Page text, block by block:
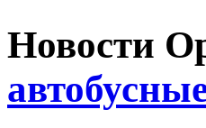
Новости